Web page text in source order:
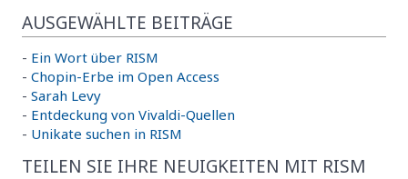
AUSGEWÄHLTE BEITRÄGE
- Ein Wort über RISM
- Chopin-Erbe im Open Access
- Sarah Levy
- Entdeckung von Vivaldi-Quellen
- Unikate suchen in RISM
TEILEN SIE IHRE NEUIGKEITEN MIT RISM